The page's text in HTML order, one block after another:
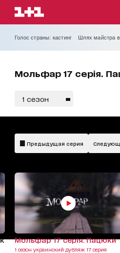
Голос страны: кастинг Шлях майстра
Мольфар 17 серія.
1 сезон
Предыдущая серия
Мольфар 17 серія. Пацюки
1 сезон украинский дубляж 17 серия